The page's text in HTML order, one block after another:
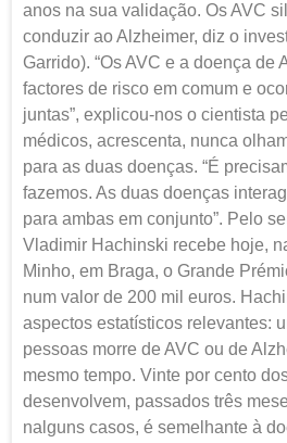
anos na sua validação. Os AVC
conduzir ao Alzheimer, diz o
Garrido). “Os AVC e a doença de
factores de risco em comum e
juntas”, explicou-nos o cientista
médicos, acrescenta, nunca
para as duas doenças. “É
fazemos. As duas doenças
para ambas em conjunto”. Pelo
Vladimir Hachinski recebe hoje,
Minho, em Braga, o Grande
num valor de 200 mil euros.
aspectos estatísticos relevantes:
pessoas morre de AVC ou de
mesmo tempo. Vinte por cento
desenvolvem, passados três
nalguns casos, é semelhante à